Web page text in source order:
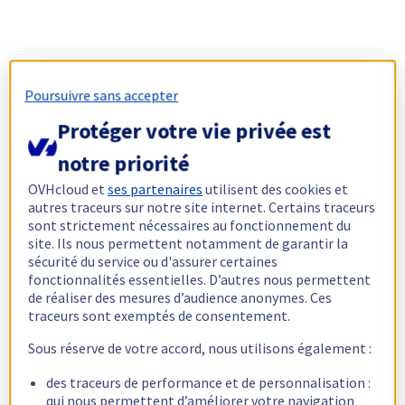
Poursuivre sans accepter
Protéger votre vie privée est
notre priorité
OVHcloud etses partenaires utilisent des cookies et
autres traceurs sur notre site internet. Certains traceurs
sont strictement nécessaires au fonctionnement du
site. Ils nous permettent notamment de garantir la
sécurité du service ou d'assurer certaines
fonctionnalités essentielles. D’autres nous permettent
de réaliser des mesures d’audience anonymes. Ces
traceurs sont exemptés de consentement.
Sous réserve de votre accord, nous utilisons également :
des traceurs de performance et de personnalisation :
qui nous permettent d’améliorer votre navigation